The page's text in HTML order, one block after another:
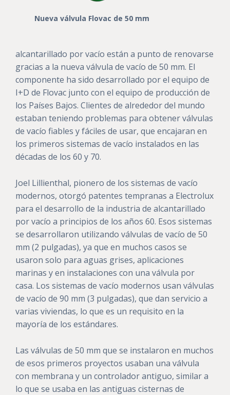
Nueva válvula Flovac de 50 mm
alcantarillado por vacío están a punto de renovarse
gracias a la nueva válvula de vacío de 50 mm. El
componente ha sido desarrollado por el equipo de
I+D de Flovac junto con el equipo de producción de
los Países Bajos. Clientes de alrededor del mundo
estaban teniendo problemas para obtener válvulas
de vacío fiables y fáciles de usar, que encajaran en
los primeros sistemas de vacío instalados en las
décadas de los 60 y 70.
Joel Lillienthal, pionero de los sistemas de vacío
modernos, otorgó patentes tempranas a Electrolux
para el desarrollo de la industria de alcantarillado
por vacío a principios de los años 60. Esos sistemas
se desarrollaron utilizando válvulas de vacío de 50
mm (2 pulgadas), ya que en muchos casos se
usaron solo para aguas grises, aplicaciones
marinas y en instalaciones con una válvula por
casa. Los sistemas de vacío modernos usan válvulas
de vacío de 90 mm (3 pulgadas), que dan servicio a
varias viviendas, lo que es un requisito en la
mayoría de los estándares.
Las válvulas de 50 mm que se instalaron en muchos
de esos primeros proyectos usaban una válvula
con membrana y un controlador antiguo, similar a
lo que se usaba en las antiguas cisternas de